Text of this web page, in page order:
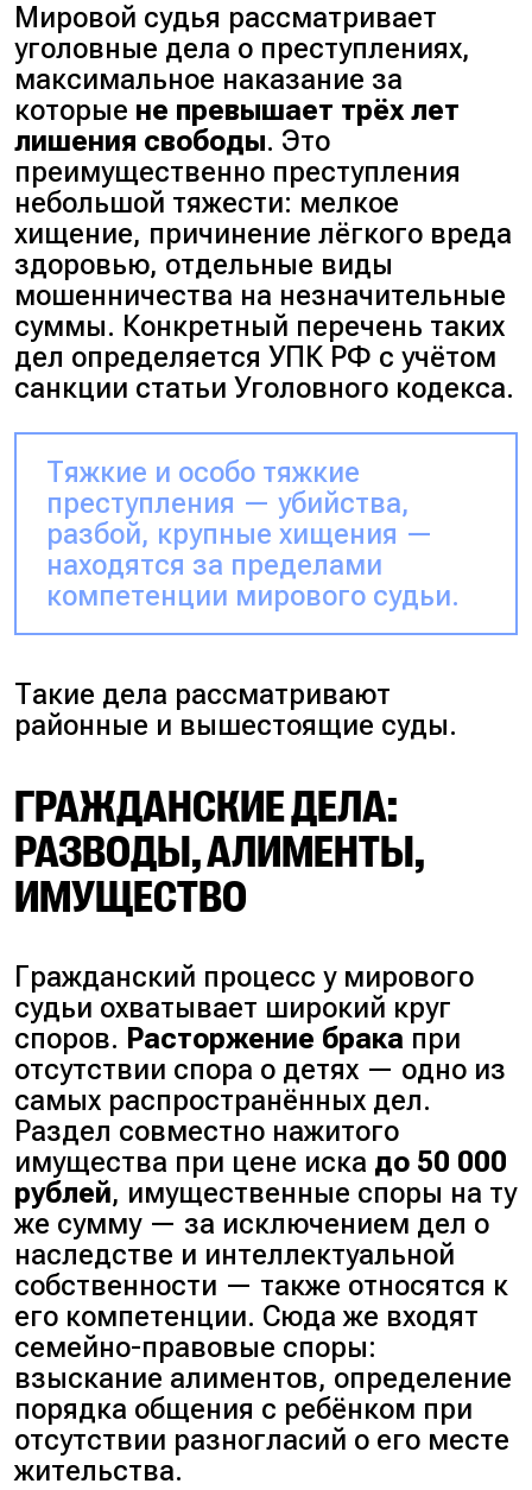
Мировой судья рассматривает
уголовные дела о преступлениях,
максимальное наказание за
которые не превышает трёх лет
лишения свободы. Это
преимущественно преступления
небольшой тяжести: мелкое
хищение, причинение лёгкого вреда
здоровью, отдельные виды
мошенничества на незначительные
суммы. Конкретный перечень таких
дел определяется УПК РФ с учётом
санкции статьи Уголовного кодекса.
Тяжкие и особо тяжкие
преступления — убийства,
разбой, крупные хищения —
находятся за пределами
компетенции мирового судьи.
Такие дела рассматривают
районные и вышестоящие суды.
ГРАЖДАНСКИЕ ДЕЛА:
РАЗВОДЫ, АЛИМЕНТЫ,
ИМУЩЕСТВО
Гражданский процесс у мирового
судьи охватывает широкий круг
споров. Расторжение брака при
отсутствии спора о детях — одно из
самых распространённых дел.
Раздел совместно нажитого
имущества при цене иска до 50 000
рублей, имущественные споры на ту
же сумму — за исключением дел о
наследстве и интеллектуальной
собственности — также относятся к
его компетенции. Сюда же входят
семейно-правовые споры:
взыскание алиментов, определение
порядка общения с ребёнком при
отсутствии разногласий о его месте
жительства.